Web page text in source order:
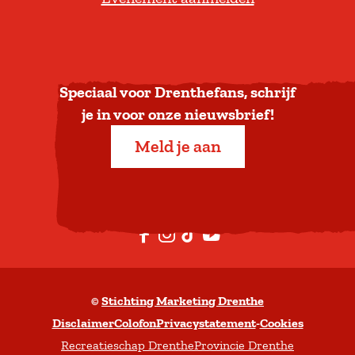
a
a
b
n
Speciaal voor Drenthefans, schrijf
je in voor onze nieuwsbrief!
Meld je aan
F
a
e
b
I
n
t
a
T
i
T
o
Y
o
t
u
© Stichting Marketing Drenthe
DisclaimerColofonPrivacystatement-Cookies
Recreatieschap DrentheProvincie Drenthe